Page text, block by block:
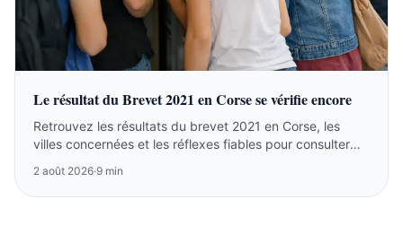
Le résultat du Brevet 2021 en Corse se vérifie encore
Retrouvez les résultats du brevet 2021 en Corse, les
villes concernées et les réflexes fiables pour consulter
2 août 2026·9 min